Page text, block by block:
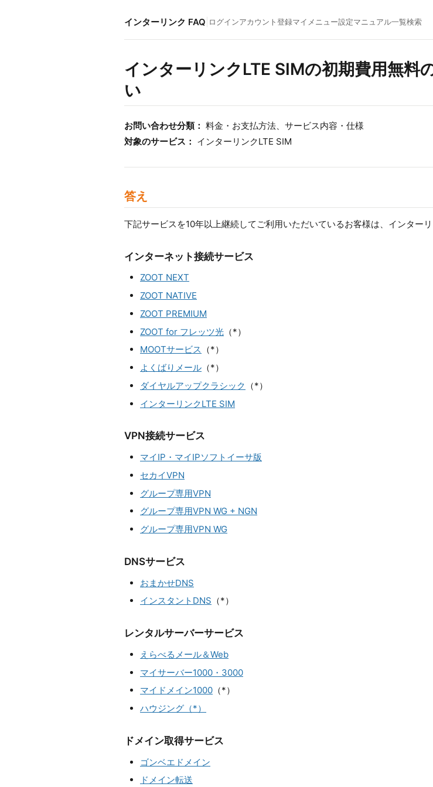
インターリンク FAQ ログインアカウント登録マイメニュー設定マニュアル一覧検索
インターリンクLTE SIMの初期費用無料
い
お問い合わせ分類： 料金・お支払方法、サービス内容・仕様
対象のサービス： インターリンクLTE SIM
答え
下記サービスを10年以上継続してご利用いただいているお客様は、インター
インターネット接続サービス
ZOOT NEXT
ZOOT NATIVE
ZOOT PREMIUM
ZOOT for フレッツ光 （*）
MOOTサービス （*）
よくばりメール （*）
ダイヤルアップクラシック （*）
インターリンクLTE SIM
VPN接続サービス
マイIP・マイIPソフトイーサ版
セカイVPN
グループ専用VPN
グループ専用VPN WG + NGN
グループ専用VPN WG
DNSサービス
おまかせDNS
インスタントDNS （*）
レンタルサーバーサービス
えらべるメール＆Web
マイサーバー1000・3000
マイドメイン1000 （*）
ハウジング（*）
ドメイン取得サービス
ゴンベエドメイン
ドメイン転送